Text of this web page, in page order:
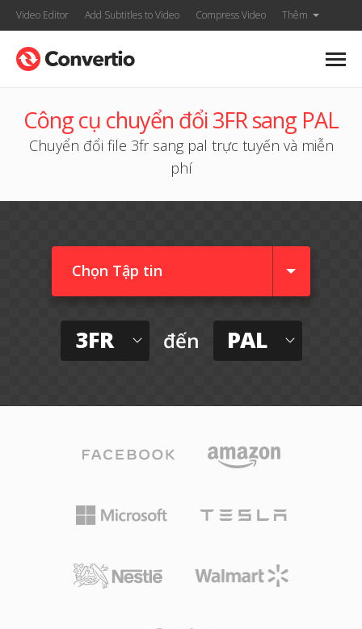
Video Editor Add Subtitles to Video Compress Video Thêm
Công cụ chuyển đổi 3FR sang PAL
Chuyển đổi file 3fr sang pal trực tuyến và miễn
phí
Chọn Tập tin
3FR đến PAL